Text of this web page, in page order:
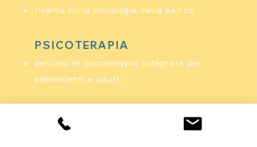
ricerca sulla psicologia della danza
PSICOTERAPIA
percorsi di psicoterapia integrata per
adolescenti e adulti
BENESSERE PSICOCORPOREO
gruppi di movimento e danza espressiva